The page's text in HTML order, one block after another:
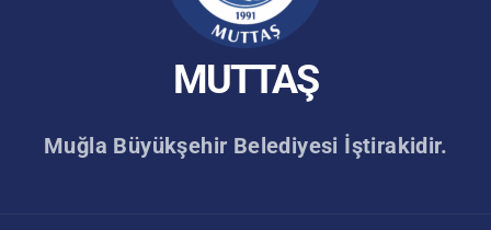
MUTTAŞ
Muğla Büyükşehir Belediyesi İştirakidir.